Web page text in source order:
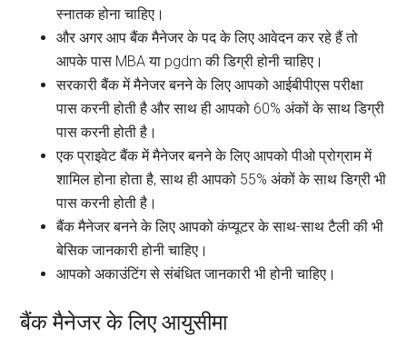
स्नातक होना चाहिए।
और अगर आप बैंक मैनेजर के पद के लिए आवेदन कर रहे हैं तो
आपके पास MBA या pgdm की डिग्री होनी चाहिए।
सरकारी बैंक में मैनेजर बनने के लिए आपको आईबीपीएस परीक्षा
पास करनी होती है और साथ ही आपको 60% अंकों के साथ डिग्री
पास करनी होती है।
एक प्राइवेट बैंक में मैनेजर बनने के लिए आपको पीओ प्रोग्राम में
शामिल होना होता है, साथ ही आपको 55% अंकों के साथ डिग्री भी
पास करनी होती है।
बैंक मैनेजर बनने के लिए आपको कंप्यूटर के साथ-साथ टैली की भी
बेसिक जानकारी होनी चाहिए।
आपको अकाउंटिंग से संबंधित जानकारी भी होनी चाहिए।
बैंक मैनेजर के लिए आयुसीमा